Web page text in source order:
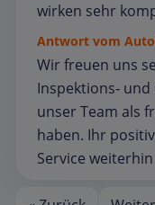
wirken sehr
Antwort vom
Wir freuen uns
Inspektions‑
unser Team als
haben. Ihr
Service